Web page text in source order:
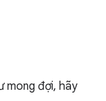
mong đợi, hãy